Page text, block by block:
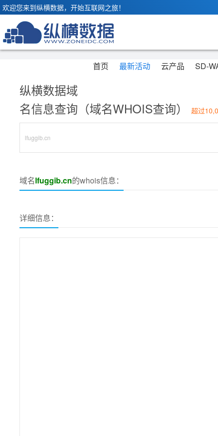
欢迎您来到纵横数据，开始互联网之旅！
首页 最新活动 云产品 SD-
纵横数据域
名信息查询（域名WHOIS查询）
超过
域名lfuggib.cn的whois信息：
详细信息：